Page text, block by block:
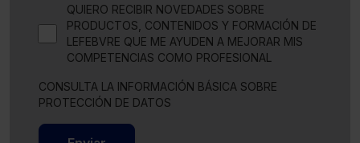
QUIERO RECIBIR NOVEDADES SOBRE
PRODUCTOS, CONTENIDOS Y FORMACIÓN DE
LEFEBVRE QUE ME AYUDEN A MEJORAR MIS
COMPETENCIAS COMO PROFESIONAL
CONSULTA LA INFORMACIÓN BÁSICA SOBRE
PROTECCIÓN DE DATOS